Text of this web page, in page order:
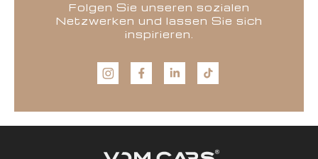
Folgen Sie unseren sozialen
Netzwerken und lassen Sie sich
inspirieren.